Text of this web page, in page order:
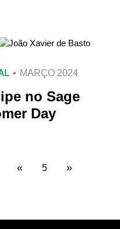
MARÇO 2024
no Sage
Day
« 5 »